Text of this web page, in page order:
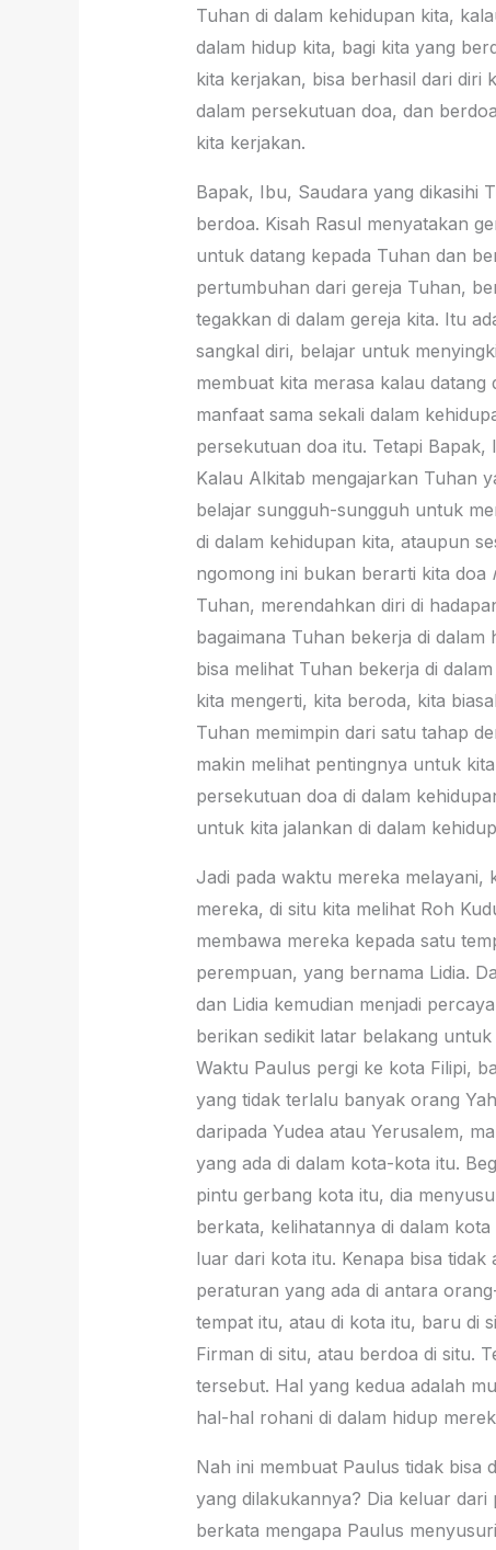
Tuhan di dalam kehidupan kita,
dalam hidup kita, bagi kita yang
kita kerjakan, bisa berhasil dari diri
dalam persekutuan doa, dan
kita kerjakan.
Bapak, Ibu, Saudara yang dikasihi
berdoa. Kisah Rasul menyatakan
untuk datang kepada Tuhan dan
pertumbuhan dari gereja Tuhan,
tegakkan di dalam gereja kita. Itu
sangkal diri, belajar untuk
membuat kita merasa kalau
manfaat sama sekali dalam
persekutuan doa itu. Tetapi
Kalau Alkitab mengajarkan Tuhan
belajar sungguh-sungguh untuk
di dalam kehidupan kita, ataupun
ngomong ini bukan berarti kita doa
Tuhan, merendahkan diri di
bagaimana Tuhan bekerja di
bisa melihat Tuhan bekerja di
kita mengerti, kita beroda, kita
Tuhan memimpin dari satu tahap
makin melihat pentingnya untuk
persekutuan doa di dalam
untuk kita jalankan di dalam
Jadi pada waktu mereka melayani,
mereka, di situ kita melihat Roh
membawa mereka kepada satu
perempuan, yang bernama Lidia.
dan Lidia kemudian menjadi
berikan sedikit latar belakang
Waktu Paulus pergi ke kota Filipi,
yang tidak terlalu banyak orang
daripada Yudea atau Yerusalem,
yang ada di dalam kota-kota itu.
pintu gerbang kota itu, dia
berkata, kelihatannya di dalam
luar dari kota itu. Kenapa bisa
peraturan yang ada di antara
tempat itu, atau di kota itu, baru di
Firman di situ, atau berdoa di situ.
tersebut. Hal yang kedua adalah
hal-hal rohani di dalam hidup
Nah ini membuat Paulus tidak bisa
yang dilakukannya? Dia keluar
berkata mengapa Paulus